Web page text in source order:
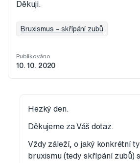
Děkuji.
Bruxismus – skřípání zubů
Publikováno
10. 10. 2020
Hezký den.
Děkujeme za Váš dotaz.
Vždy záleží, o jaký konkrétní
bruxismu (tedy skřípání zubů)